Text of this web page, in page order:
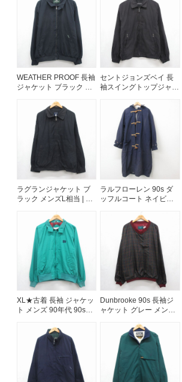
メディア・イベント情報
Youtube 古着屋Rush Out チャンネル
スタッフコーディネート
ご利用案内
お客様の声
レビュー1万件突破
お気に入りリスト
会員登録
メルマガ登録
店舗一覧
古着卸売
特定商取引法に基づく表示
プライバシーポリシー
お問い合わせ
WEATHER PROOF 長袖
ジャケット ブラック メ
セントジョンズベイ 長
袖スイングトップジャケ
当 | 古着
ラグランジャケット ブ
ラック メンズL相当 | 古
ラルフローレン 90s ダ
ッフルコート ネイビー
XL★古着 長袖 ジャケッ
ト メンズ 90年代 90s
Dunbrooke 90s 長袖ジ
ャケット グレー メンズ